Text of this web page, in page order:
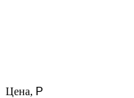
Цена, Р